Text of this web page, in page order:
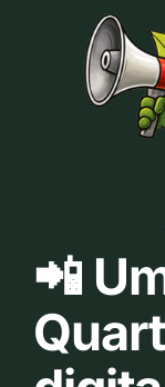
📲